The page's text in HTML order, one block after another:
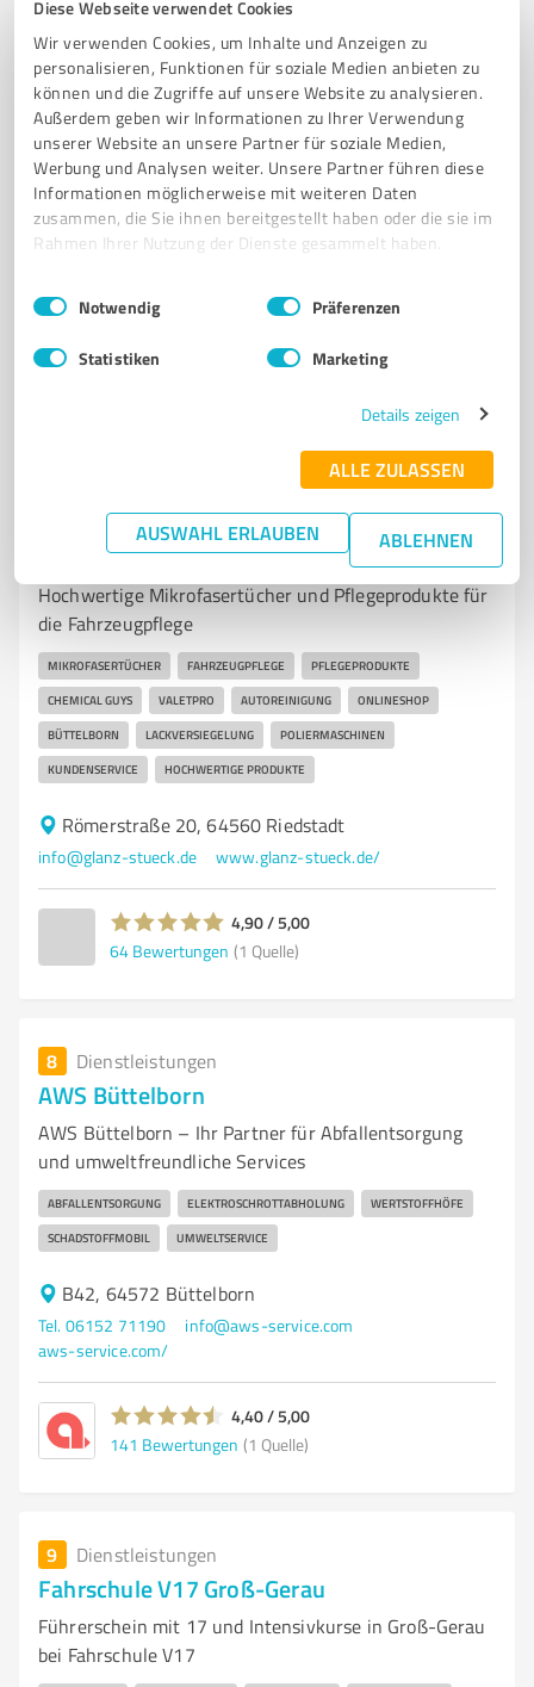
Diese Webseite verwendet Cookies
Wir verwenden Cookies, um Inhalte und Anzeigen zu
personalisieren, Funktionen für soziale Medien anbieten zu
können und die Zugriffe auf unsere Website zu analysieren.
Außerdem geben wir Informationen zu Ihrer Verwendung
unserer Website an unsere Partner für soziale Medien,
Werbung und Analysen weiter. Unsere Partner führen diese
Informationen möglicherweise mit weiteren Daten
zusammen, die Sie ihnen bereitgestellt haben oder die sie im
Rahmen Ihrer Nutzung der Dienste gesammelt haben.
Impressum Datenschutzbestimmungen
Einwilligungsauswahl
Notwendig Präferenzen
Statistiken Marketing
Details zeigen
ALLE ZULASSEN
AUSWAHL ERLAUBEN ABLEHNEN
OBJEKTSCHUTZ VERANSTALTUNGSSCHUTZ DISCOTHEKENSCHUTZ
BAUSTELLENBEWACHUNG SICHERHEITSKONZEPTE
BEWACHUNG MEDIZINISCHER & PSYCHIATRISCHER EINRICHTUNGEN
BEWACHUNGEN ALLER ART
Waldstraße 13, 64521 Groß-Gerau
4,91 / 5,00
Dienstleistungen
Glanzstück - Inh. Marcel Schmidt
Hochwertige Mikrofasertücher und Pflegeprodukte für
die Fahrzeugpflege
MIKROFASERTÜCHER FAHRZEUGPFLEGE PFLEGEPRODUKTE
CHEMICAL GUYS VALETPRO AUTOREINIGUNG ONLINESHOP
BÜTTELBORN LACKVERSIEGELUNG POLIERMASCHINEN
KUNDENSERVICE HOCHWERTIGE PRODUKTE
Römerstraße 20, 64560 Riedstadt
info@glanz-stueck.de www.glanz-stueck.de/
4,90 / 5,00
64 Bewertungen (1 Quelle)
8 Dienstleistungen
AWS Büttelborn
AWS Büttelborn – Ihr Partner für Abfallentsorgung
und umweltfreundliche Services
ABFALLENTSORGUNG ELEKTROSCHROTTABHOLUNG WERTSTOFFHÖFE
SCHADSTOFFMOBIL UMWELTSERVICE
B42, 64572 Büttelborn
Tel. 06152 71190
info@aws-service.com
aws-service.com/
4,40 / 5,00
141 Bewertungen (1 Quelle)
9 Dienstleistungen
Fahrschule V17 Groß-Gerau
Führerschein mit 17 und Intensivkurse in Groß-Gerau
bei Fahrschule V17